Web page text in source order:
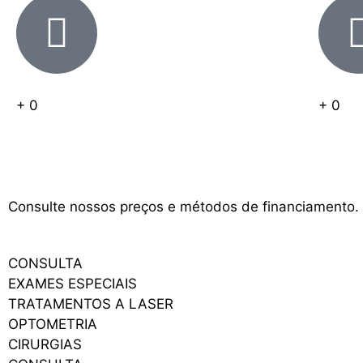
+ 0 + 0
Consulte nossos preços e métodos de financiamento.
CONSULTA
EXAMES ESPECIAIS
TRATAMENTOS A LASER
OPTOMETRIA
CIRURGIAS